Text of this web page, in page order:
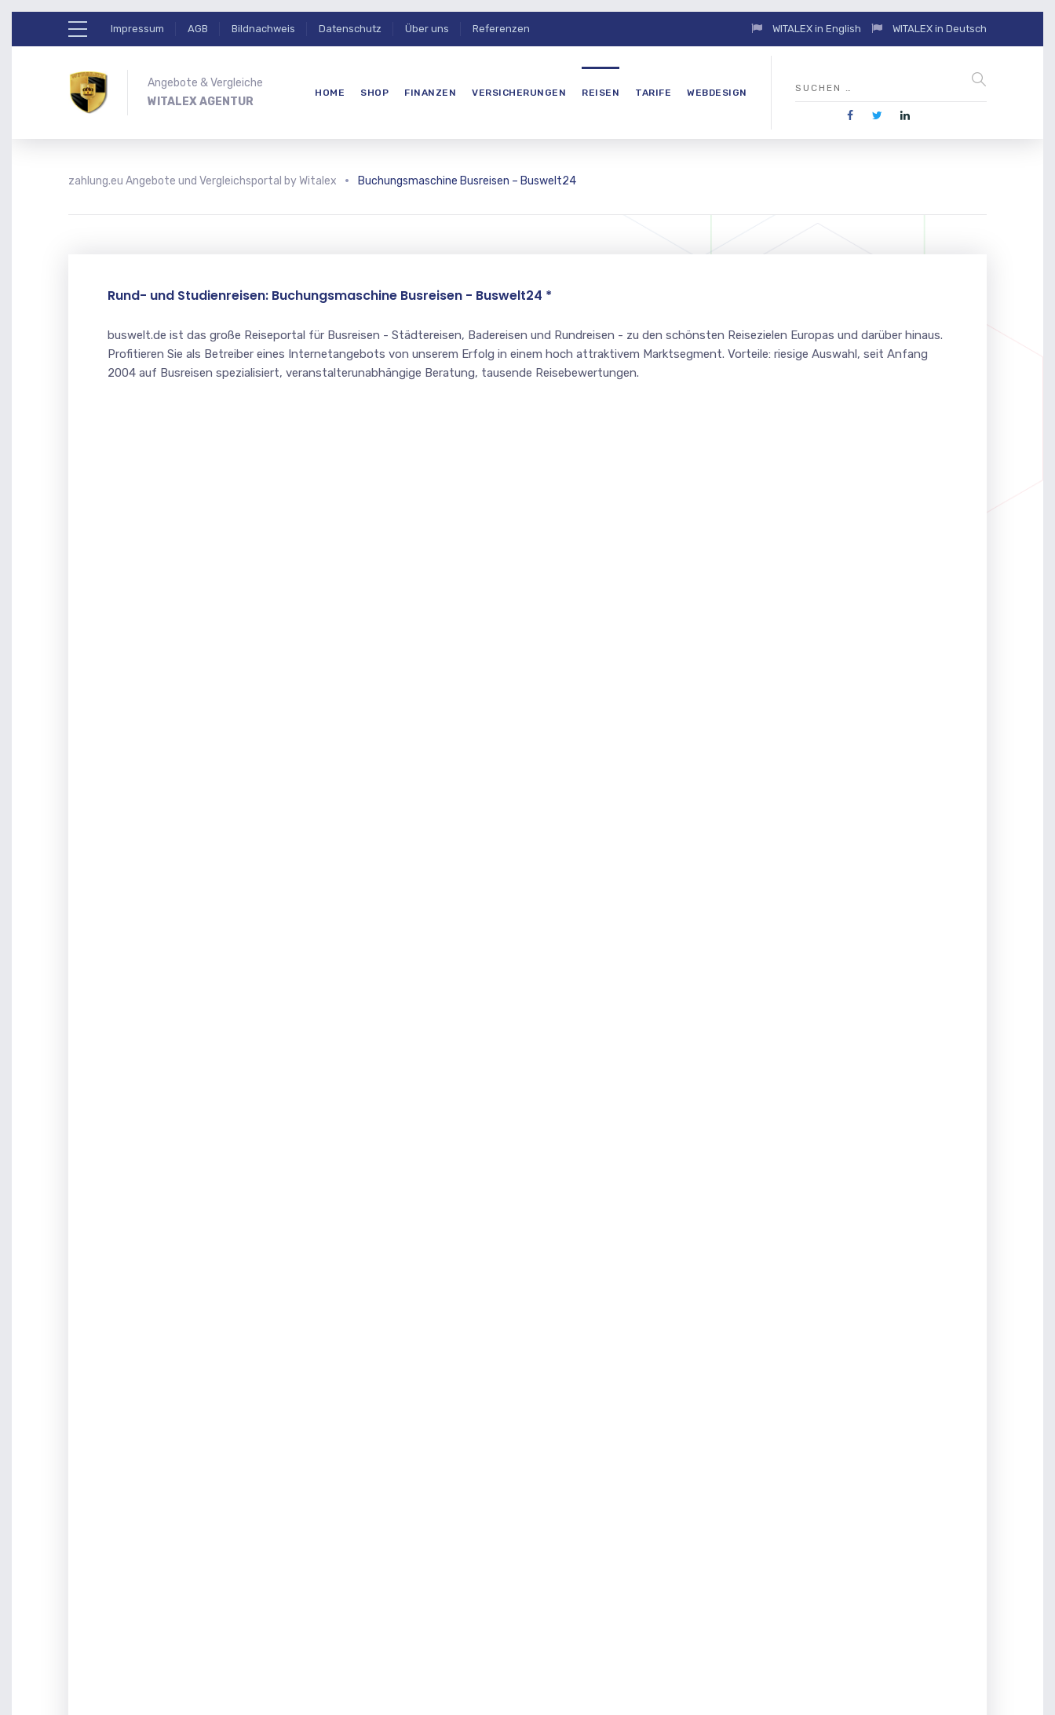
Impressum AGB Bildnachweis Datenschutz Über uns Referenzen WITALEX in English WITALEX in Deutsch
Angebote & Vergleiche
WITALEX AGENTUR
HOME SHOP FINANZEN VERSICHERUNGEN REISEN TARIFE WEBDESIGN
zahlung.eu Angebote und Vergleichsportal by Witalex Buchungsmaschine Busreisen – Buswelt24
Rund- und Studienreisen: Buchungsmaschine Busreisen - Buswelt24 *
buswelt.de ist das große Reiseportal für Busreisen - Städtereisen, Badereisen und Rundreisen - zu den schönsten Reisezielen Europas und darüber hinaus.
Profitieren Sie als Betreiber eines Internetangebots von unserem Erfolg in einem hoch attraktivem Marktsegment. Vorteile: riesige Auswahl, seit Anfang
2004 auf Busreisen spezialisiert, veranstalterunabhängige Beratung, tausende Reisebewertungen.